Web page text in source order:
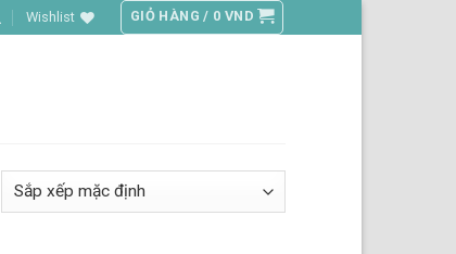
Wishlist GIỎ HÀNG / 0 VND